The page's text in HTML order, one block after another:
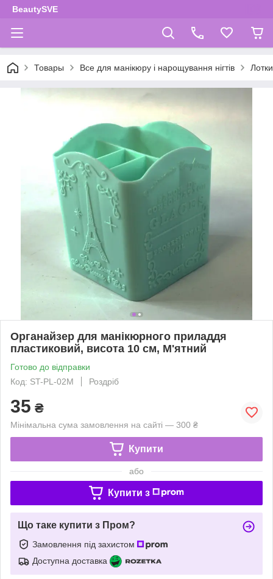
BeautySVE
Товары Все для манікюру і нарощування нігтів
Органайзер для манікюрного приладдя
пластиковий, висота 10 см, М'ятний
Готово до відправки
Код: ST-PL-02M
Роздріб
35 ₴
Мінімальна сума замовлення на сайті — 300 ₴
Купити
або
Купити з
Що таке купити з Пром?
Замовлення під захистом
Доступна доставка